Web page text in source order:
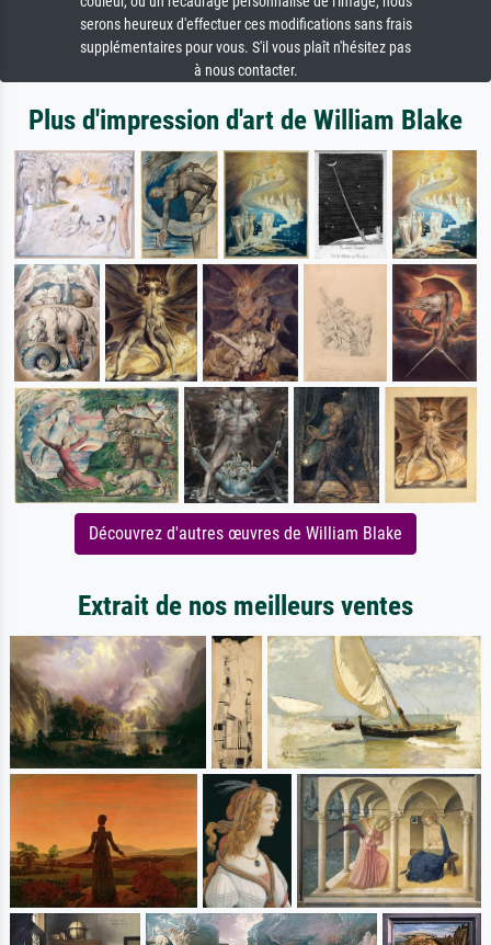
serons heureux d'effectuer ces modifications sans frais
supplémentaires pour vous. S'il vous plaît n'hésitez pas
à nous contacter.
Plus d'impression d'art de William Blake
Découvrez d'autres œuvres de William Blake
Extrait de nos meilleurs ventes